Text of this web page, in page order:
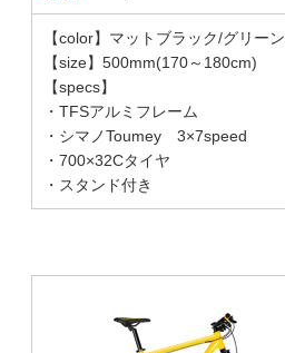
【color】マットブラック/グリーン
【size】500mm(170～180cm)
【specs】
・TFSアルミフレーム
・シマノToumey 3×7speed
・700×32Cタイヤ
・スタンド付き